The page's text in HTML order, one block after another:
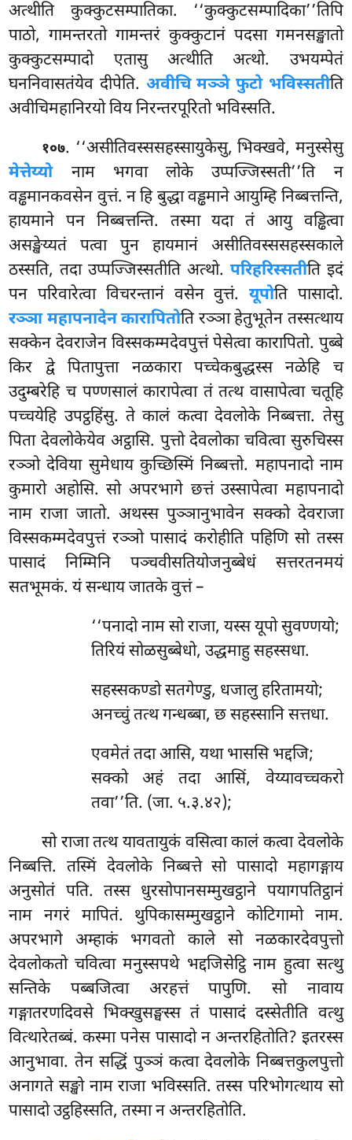
अत्थीति कुक्कुटसम्पातिका. ‘‘कुक्कुटसम्पादिका’’तिपि
पाठो, गामन्तरतो गामन्तरं कुक्कुटानं पदसा गमनसङ्खातो
कुक्कुटसम्पादो एतासु अत्थीति अत्थो. उभयम्पेतं
घननिवासतंयेव दीपेति. अवीचि मञ्ञे फुटो भविस्सतीति
अवीचिमहानिरयो विय निरन्तरपूरितो भविस्सति.
१०७. ‘‘असीतिवस्ससहस्सायुकेसु, भिक्खवे, मनुस्सेसु
मेत्तेय्योनाम भगवा लोके उप्पज्जिस्सती’’ति न
वड्ढमानकवसेन वुत्तं. न हि बुद्धा वड्ढमाने आयुम्हि निब्बत्तन्ति,
हायमाने पन निब्बत्तन्ति. तस्मा यदा तं आयु वड्ढित्वा
असङ्खेय्यतं पत्वा पुन हायमानं असीतिवस्ससहस्सकाले
ठस्सति, तदा उप्पज्जिस्सतीति अत्थो. परिहरिस्सतीति इदं
पन परिवारेत्वा विचरन्तानं वसेन वुत्तं.यूपोति पासादो.
रञ्ञा महापनादेन कारापितोति रञ्ञा हेतुभूतेन तस्सत्थाय
सक्केन देवराजेन विस्सकम्मदेवपुत्तं पेसेत्वा कारापितो. पुब्बे
किर द्वे पितापुत्ता नळकारा पच्चेकबुद्धस्स नळेहि च
उदुम्बरेहि च पण्णसालं कारापेत्वा तं तत्थ वासापेत्वा चतूहि
पच्चयेहि उपट्ठहिंसु. ते कालं कत्वा देवलोके निब्बत्ता. तेसु
पिता देवलोकेयेव अट्ठासि. पुत्तो देवलोका चवित्वा सुरुचिस्स
रञ्ञो देविया सुमेधाय कुच्छिस्मिं निब्बत्तो. महापनादो नाम
कुमारो अहोसि. सो अपरभागे छत्तं उस्सापेत्वा महापनादो
नाम राजा जातो. अथस्स पुञ्ञानुभावेन सक्को देवराजा
विस्सकम्मदेवपुत्तं रञ्ञो पासादं करोहीति पहिणि सो तस्स
पासादं निम्मिनि पञ्चवीसतियोजनुब्बेधं सत्तरतनमयं
सतभूमकं. यं सन्धाय जातके वुत्तं –
‘‘पनादो नाम सो राजा, यस्स यूपो सुवण्णयो;
तिरियं सोळसुब्बेधो, उद्धमाहु सहस्सधा.
सहस्सकण्डो सतगेण्डु, धजालु हरितामयो;
अनच्चुं तत्थ गन्धब्बा, छ सहस्सानि सत्तधा.
एवमेतं तदा आसि, यथा भाससि भद्दजि;
सक्को अहं तदा आसिं, वेय्यावच्चकरो
तवा’’ति. (जा. ५.३.४२);
सो राजा तत्थ यावतायुकं वसित्वा कालं कत्वा देवलोके
निब्बत्ति. तस्मिं देवलोके निब्बत्ते सो पासादो महागङ्गाय
अनुसोतं पति. तस्स धुरसोपानसम्मुखट्ठाने पयागपतिट्ठानं
नाम नगरं मापितं. थुपिकासम्मुखट्ठाने कोटिगामो नाम.
अपरभागे अम्हाकं भगवतो काले सो नळकारदेवपुत्तो
देवलोकतो चवित्वा मनुस्सपथे भद्दजिसेट्ठि नाम हुत्वा सत्थु
सन्तिके पब्बजित्वा अरहत्तं पापुणि. सो नावाय
गङ्गातरणदिवसे भिक्खुसङ्घस्स तं पासादं दस्सेतीति वत्थु
वित्थारेतब्बं. कस्मा पनेस पासादो न अन्तरहितोति? इतरस्स
आनुभावा. तेन सद्धिं पुञ्ञं कत्वा देवलोके निब्बत्तकुलपुत्तो
अनागते सङ्खो नाम राजा भविस्सति. तस्स परिभोगत्थाय सो
पासादो उट्ठहिस्सति, तस्मा न अन्तरहितोति.